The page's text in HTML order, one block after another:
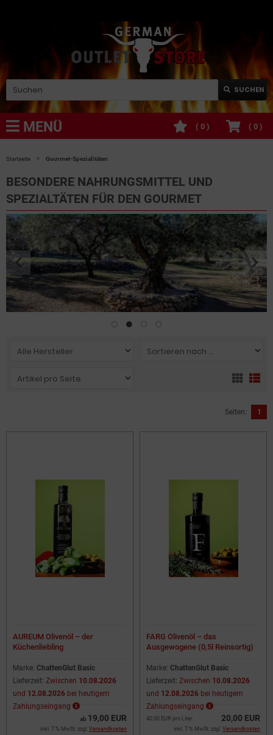
SUCHEN
MENÜ ( 0 )
( 0 )
Startseite Gourmet-Spezialitäten
BESONDERE NAHRUNGSMITTEL UND
SPEZIALTÄTEN FÜR DEN GOURMET
Seiten: 1
AUREUM Olivenöl – der
Küchenliebling
Marke: ChattenGlut Basic
Lieferzeit: Zwischen 10.08.2026
und 12.08.2026 bei heutigem
Zahlungseingang
ab 19,00 EUR
inkl. 7 % MwSt. zzgl. Versandkosten
FARG Olivenöl – das
Ausgewogene (0,5l Reinsortig)
Marke: ChattenGlut Basic
Lieferzeit: Zwischen 10.08.2026
und 12.08.2026 bei heutigem
Zahlungseingang
20,00 EUR
40,00 EUR pro Liter
inkl. 7 % MwSt. zzgl. Versandkosten